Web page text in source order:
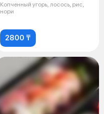
Копченный угорь, лосось, рис,
нори
2800 ₸